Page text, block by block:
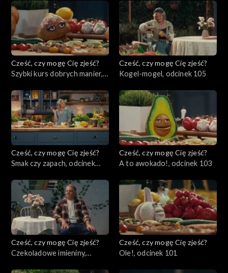
Cześć, czy mogę Cię zjeść?
Szybki kurs dobrych manier,
Cześć, czy mogę Cię zjeść?
Kogel-mogel, odcinek 105
Cześć, czy mogę Cię zjeść?
Smak czy zapach, odcinek
Cześć, czy mogę Cię zjeść?
A to awokado!, odcinek 103
Cześć, czy mogę Cię zjeść?
Czekoladowe imieniny,
Cześć, czy mogę Cię zjeść?
Ole!, odcinek 101